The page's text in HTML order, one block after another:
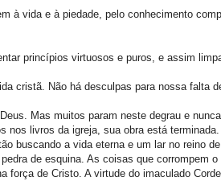
à vida e à piedade, pelo conhecimento
princípios virtuosos e puros, e assim
cristã. Não há desculpas para nossa falta
Mas muitos param neste degrau e
nos livros da igreja, sua obra está
buscando a vida eterna e um lar no reino
de esquina. As coisas que corrompem
de Cristo. A virtude do imaculado